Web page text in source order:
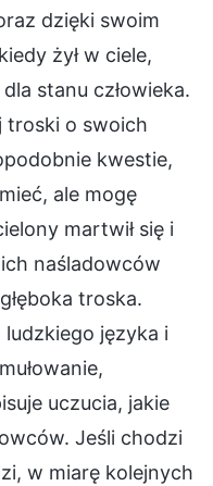
dzięki swoim
żył w ciele,
stanu człowieka.
troski o swoich
kwestie,
ale mogę
martwił się i
naśladowców
troska.
języka i
uczucia, jakie
Jeśli chodzi
w miarę kolejnych